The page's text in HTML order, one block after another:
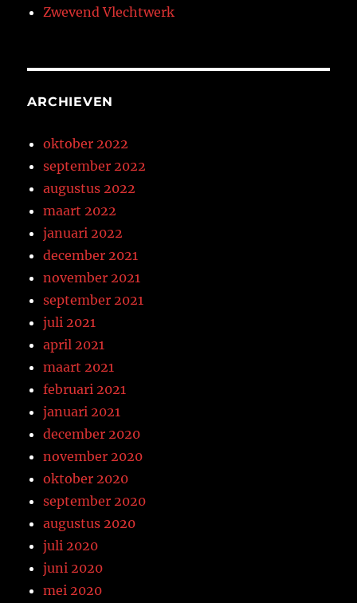
Zwevend Vlechtwerk
ARCHIEVEN
oktober 2022
september 2022
augustus 2022
maart 2022
januari 2022
december 2021
november 2021
september 2021
juli 2021
april 2021
maart 2021
februari 2021
januari 2021
december 2020
november 2020
oktober 2020
september 2020
augustus 2020
juli 2020
juni 2020
mei 2020